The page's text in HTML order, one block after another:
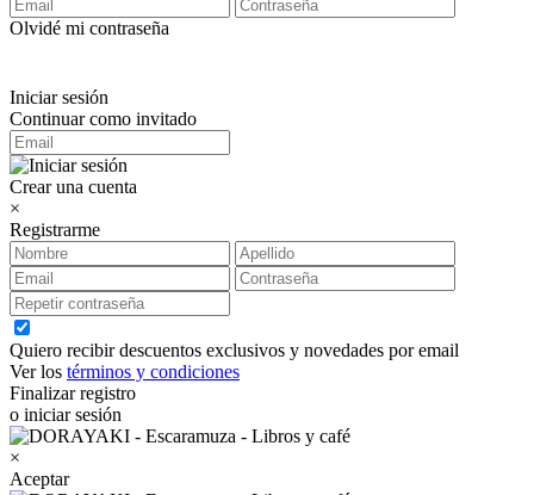
Olvidé mi contraseña
Iniciar sesión
Continuar como invitado
Crear una cuenta
×
Registrarme
Quiero recibir descuentos exclusivos y novedades por email
Ver los términos y condiciones
Finalizar registro
o iniciar sesión
×
Aceptar